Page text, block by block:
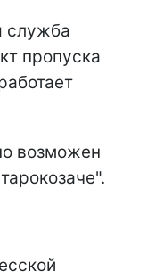
служба
пропуска
возможен